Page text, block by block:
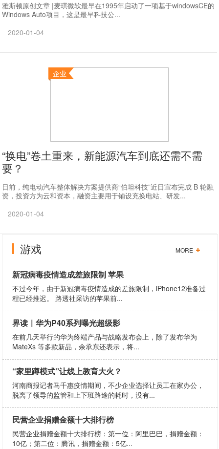
雅斯顿原创文章 |麦琪微软最早在1995年启动了一项基于windowsCE的
Windows Auto项目，这是最早科技公...
2020-01-04
企业
“换电”卷土重来，新能源汽车到底还需不需
要？
日前，纯电动汽车整体解决方案提供商“伯坦科技”近日宣布完成 B 轮融
资，投资方为云和资本，融资主要用于铺设充换电站、研发...
2020-01-04
游戏 MORE
新冠病毒疫情造成差旅限制 苹果
不过今年，由于新冠病毒疫情造成的差旅限制，iPhone12准备过
程已经推迟。 路透社采访的苹果前...
界读｜华为P40系列曝光超级影
在前几天举行的华为终端产品与战略发布会上，除了发布华为
MateXs 等多款新品，余承东还表示，将...
“家里蹲模式”让线上教育大火？
河南商报记者马千惠疫情期间，不少企业选择让员工在家办公，
脱离了领导的监管和上下班路途的耗时，没有...
民营企业捐赠金额十大排行榜
民营企业捐赠金额十大排行榜：​第一位：阿里巴巴，捐赠金额：
10亿；​第二位：腾讯，捐赠金额：5亿...